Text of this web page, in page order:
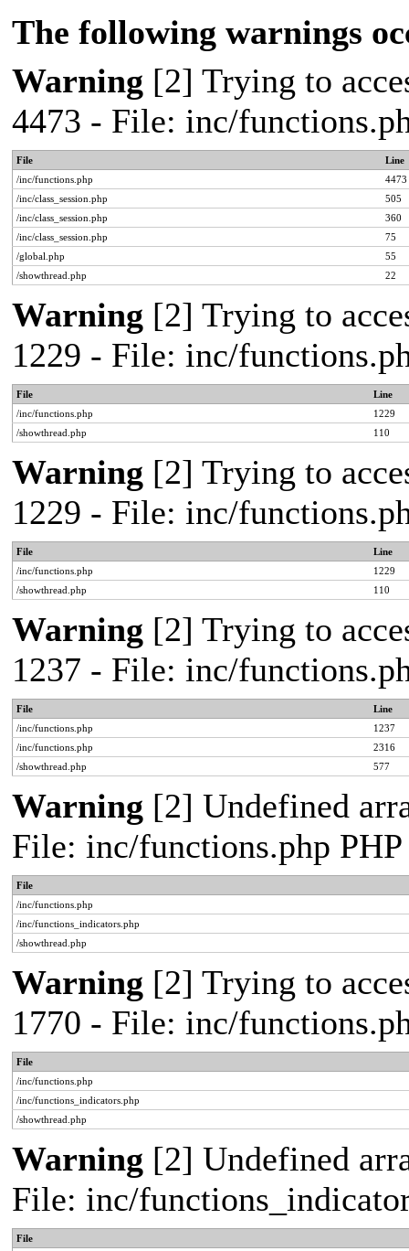
The following warnings
Warning [2] Trying to
4473 - File: inc/
File
Line
/inc/functions.php
4473
/inc/class_session.php
505
/inc/class_session.php
360
/inc/class_session.php
75
/global.php
55
/showthread.php
22
Warning [2] Trying to
1229 - File: inc/
File
Line
/inc/functions.php
1229
/showthread.php
110
Warning [2] Trying to
1229 - File: inc/
File
Line
/inc/functions.php
1229
/showthread.php
110
Warning [2] Trying to
1237 - File: inc/
File
Line
/inc/functions.php
1237
/inc/functions.php
2316
/showthread.php
577
Warning [2] Undefined
File: inc/functions.php
File
/inc/functions.php
/inc/functions_indicators.php
/showthread.php
Warning [2] Trying to
1770 - File: inc/
File
/inc/functions.php
/inc/functions_indicators.php
/showthread.php
Warning [2] Undefined
File: inc/
File